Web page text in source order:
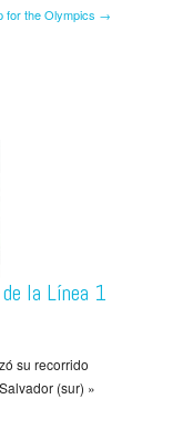
for the Olympics →
la Línea 1
su recorrido
(sur) »